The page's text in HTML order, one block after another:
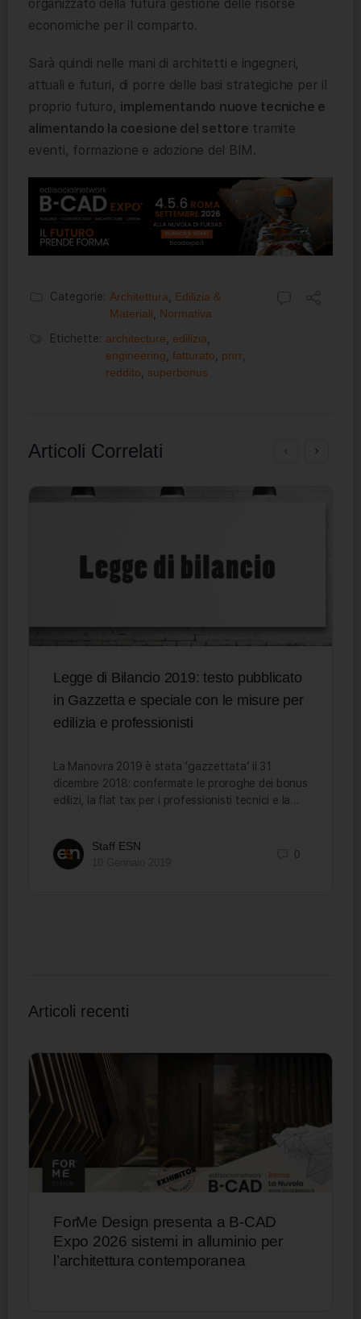
organizzato della futura gestione delle risorse
economiche per il comparto.
Sarà quindi nelle mani di architetti e ingegneri,
attuali e futuri, di porre delle basi strategiche per il
proprio futuro, implementando nuove tecniche e
alimentando la coesione del settore tramite
eventi, formazione e adozione del BIM.
Categorie: Architettura, Edilizia &
Materiali, Normativa
Etichette: architecture, edilizia,
engineering, fatturato, pnrr,
reddito, superbonus
Articoli Correlati
Legge di Bilancio 2019: testo pubblicato
in Gazzetta e speciale con le misure per
edilizia e professionisti
La Manovra 2019 è stata ‘gazzettata’ il 31
dicembre 2018: confermate le proroghe dei bonus
edilizi, la flat tax per i professionisti tecnici e la…
Staff ESN
0
Articoli recenti
ForMe Design presenta a B-CAD
Expo 2026 sistemi in alluminio per
l’architettura contemporanea